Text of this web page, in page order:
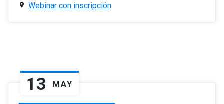
Webinar con inscripción
13 MAY